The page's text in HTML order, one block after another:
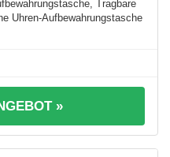
Tragbare
Uhren-Aufbewahrungstasche
»